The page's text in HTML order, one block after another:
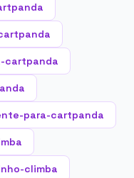
cartpanda
para-cartpanda
climba